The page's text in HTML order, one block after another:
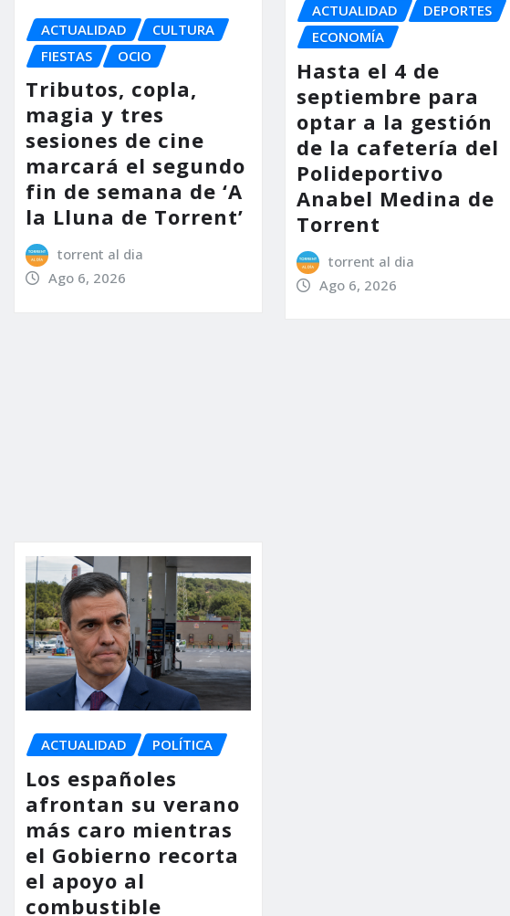
ACTUALIDAD
CULTURA
FIESTAS
OCIO
Tributos, copla,
magia y tres
sesiones de cine
marcará el segundo
fin de semana de ‘A
la Lluna de Torrent’
torrent al dia
Ago 6, 2026
ACTUALIDAD
DEPORTES
ECONOMÍA
Hasta el 4 de
septiembre para
optar a la gestión
de la cafetería del
Polideportivo
Anabel Medina de
Torrent
torrent al dia
Ago 6, 2026
ACTUALIDAD POLÍTICA
Los españoles
afrontan su verano
más caro mientras
el Gobierno recorta
el apoyo al
combustible